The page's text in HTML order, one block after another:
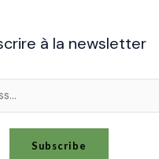
à la newsletter
Subscribe